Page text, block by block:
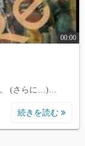
00:00
。 (さらに…)…
続きを読む